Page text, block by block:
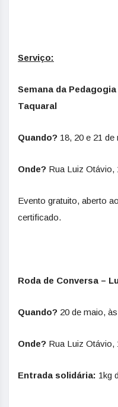
Serviço:
Semana da
Taquaral
Quando? 18, 20 e 21
Onde? Rua Luiz Otávio,
Evento gratuito, aberto
certificado.
Roda de Conversa –
Quando? 20 de maio,
Onde? Rua Luiz Otávio,
Entrada solidária: 1kg